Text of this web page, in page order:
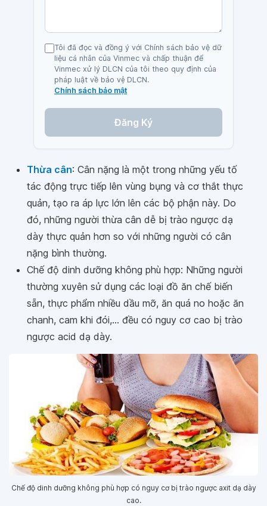
Tôi đã đọc và đồng ý với Chính sách bảo vệ dữ
liệu cá nhân của Vinmec và chấp thuận để
Vinmec xử lý DLCN của tôi theo quy định của
pháp luật về bảo vệ DLCN.
Chính sách bảo mật
Đăng Ký
Thừa cân: Cân nặng là một trong những yếu tố
tác động trực tiếp lên vùng bụng và cơ thắt thực
quản, tạo ra áp lực lớn lên các bộ phận này. Do
đó, những người thừa cân dễ bị trào ngược dạ
dày thực quản hơn so với những người có cân
nặng bình thường.
Chế độ dinh dưỡng không phù hợp: Những người
thường xuyên sử dụng các loại đồ ăn chế biến
sẵn, thực phẩm nhiều dầu mỡ, ăn quá no hoặc ăn
chanh, cam khi đói,... đều có nguy cơ cao bị trào
ngược acid dạ dày.
Chế độ dinh dưỡng không phù hợp có nguy cơ bị trào ngược axit dạ dày
cao.